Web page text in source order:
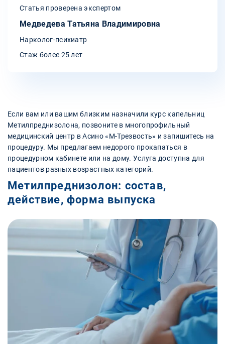
Статья проверена экспертом
Медведева Татьяна Владимировна
Нарколог-психиатр
Стаж более 25 лет
Если вам или вашим близким назначили курс капельниц
Метилпреднизолона, позвоните в многопрофильный
медицинский центр в Асино «М-Трезвость» и запишитесь на
процедуру. Мы предлагаем недорого прокапаться в
процедурном кабинете или на дому. Услуга доступна для
пациентов разных возрастных категорий.
Метилпреднизолон: состав,
действие, форма выпуска